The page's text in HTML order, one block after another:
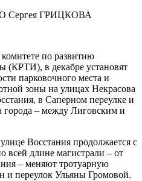
по развитию
(КРТИ), в декабре установят
парковочного места и
зоны на улицах Некрасова
в Саперном переулке и
города – между Лиговским и
Восстания продолжается с
всей длине магистрали – от
– меняют тротуарную
и переулок Ульяны Громовой.